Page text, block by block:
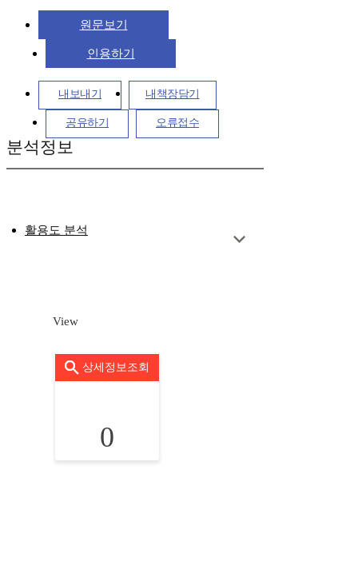
원문보기
인용하기
내보내기 내책장담기
공유하기 오류접수
분석정보
활용도 분석
View
상세정보조회
0